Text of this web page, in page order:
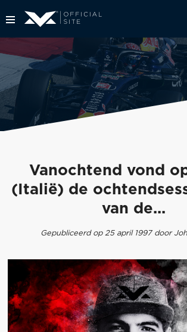
Vanochtend vond
(Italië) de
van de...
Gepubliceerd op 25 april 1997 door